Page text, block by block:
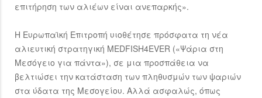
επιτήρηση των αλιέων είναι ανεπαρκής».
Η Ευρωπαϊκή Επιτροπή υιοθέτησε πρόσφατα τη νέα
αλιευτική στρατηγική MEDFISH4EVER («Ψάρια στη
Μεσόγειο για πάντα»), σε μια προσπάθεια να
βελτιώσει την κατάσταση των πληθυσμών των ψαριών
στα ύδατα της Μεσογείου. Αλλά ασφαλώς, όπως